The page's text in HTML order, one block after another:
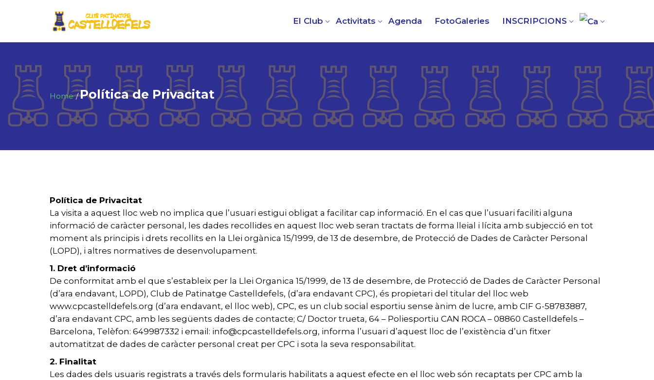
El Club Activitats Agenda FotoGaleries INSCRIPCIONS
Home Política de Privacitat
Política de Privacitat
La visita a aquest lloc web no implica que l’usuari estigui obligat a facilitar cap informació. En el cas que l’usuari faciliti alguna
informació de caràcter personal, les dades recollides en aquest lloc web seran tractats de forma lleial i lícita amb subjecció en tot
moment als principis i drets recollits en la Llei orgànica 15/1999, de 13 de desembre, de Protecció de Dades de Caràcter Personal
(LOPD), i altres normatives de desenvolupament.
1. Dret d’informació
De conformitat amb el que s’estableix per la Llei Organica 15/1999, de 13 de desembre, de Protecció de Dades de Caràcter Personal
(d’ara endavant, LOPD), Club de Patinatge Castelldefels, (d’ara endavant CPC), és propietari del titular del lloc web
www.cpcastelldefels.org (d’ara endavant, el lloc web), CPC, es un club social esportiu sense ànim de lucre, amb CIF G-58783887,
d’ara endavant CPC, amb les següents dades de contacte; C/ Doctor trueta, 64 – Poliesportiu CAN ROCA – 08860 Castelldefels –
Barcelona, Telèfon: 649987332 i email: info@cpcastelldefels.org, informa l’usuari d’aquest lloc de l’existència d’un fitxer
automatitzat de dades de caràcter personal creat per CPC i sota la seva responsabilitat.
2. Finalitat
Les dades dels usuaris registrats a través dels formularis habilitats a aquest efecte en el lloc web són recaptats per CPC amb la